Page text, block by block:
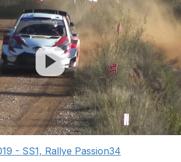
- SS1, Rallye Passion34